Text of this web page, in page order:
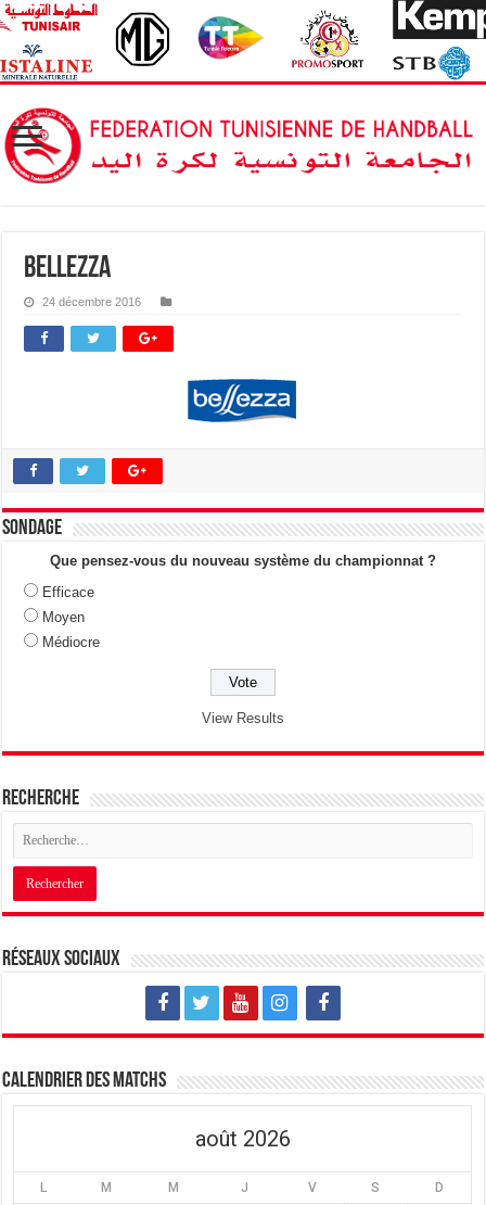
bellezza
24 décembre 2016
Sondage
Que pensez-vous du nouveau système du championnat ?
Efficace
Moyen
Médiocre
View Results
Recherche
Réseaux sociaux
Calendrier des matchs
août 2026
L M M J V S D